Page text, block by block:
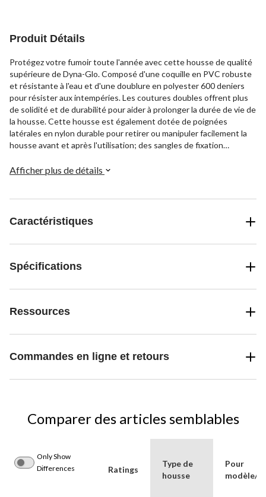
Produit Détails
Protégez votre fumoir toute l'année avec cette housse de qualité
supérieure de Dyna-Glo. Composé d'une coquille en PVC robuste
et résistante à l'eau et d'une doublure en polyester 600 deniers
pour résister aux intempéries. Les coutures doubles offrent plus
de solidité et de durabilité pour aider à prolonger la durée de vie de
la housse. Cette housse est également dotée de poignées
latérales en nylon durable pour retirer ou manipuler facilement la
housse avant et après l'utilisation; des sangles de fixation
des fentes latérales en filet qui offrent une circulation d'air bien
Afficher plus de détails
Caractéristiques
Spécifications
Ressources
Commandes en ligne et retours
Comparer des articles semblables
Only Show
Differences
Ratings
Type de
housse
Pour
modèle/